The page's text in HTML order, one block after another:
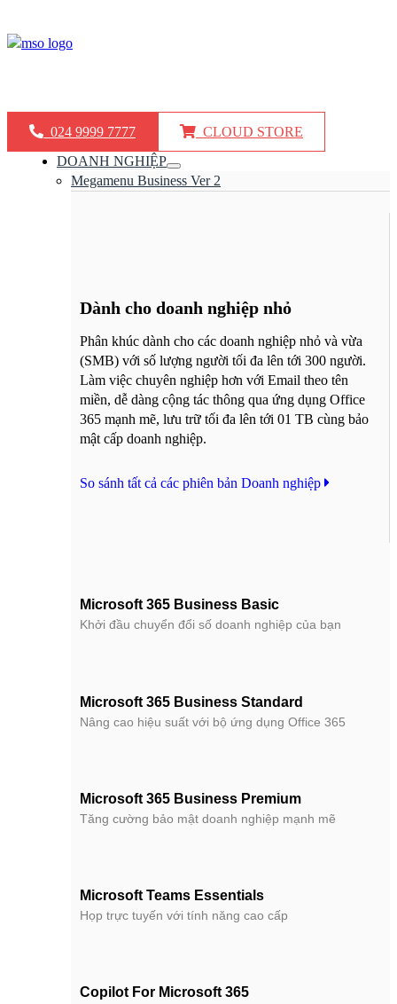
024 9999 7777
CLOUD STORE
DOANH NGHIỆP
Megamenu Business Ver 2
Dành cho doanh nghiệp nhỏ​
Phân khúc dành cho các doanh nghiệp nhỏ và vừa
(SMB) với số lượng người tối đa lên tới 300 người.
Làm việc chuyên nghiệp hơn với Email theo tên
miền, dễ dàng cộng tác thông qua ứng dụng Office
365 mạnh mẽ, lưu trữ tối đa lên tới 01 TB cùng bảo
mật cấp doanh nghiệp.
So sánh tất cả các phiên bản Doanh nghiệp
Microsoft 365 Business Basic
Khởi đầu chuyển đổi số doanh nghiệp của bạn
Microsoft 365 Business Standard
Nâng cao hiệu suất với bộ ứng dụng Office 365
Microsoft 365 Business Premium
Tăng cường bảo mật doanh nghiệp mạnh mẽ
Microsoft Teams Essentials
Họp trực tuyến với tính năng cao cấp
Copilot For Microsoft 365